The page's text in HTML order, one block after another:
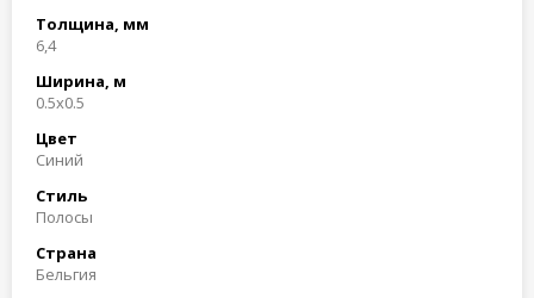
Толщина, мм
6,4
Ширина, м
0.5x0.5
Цвет
Синий
Стиль
Полосы
Страна
Бельгия